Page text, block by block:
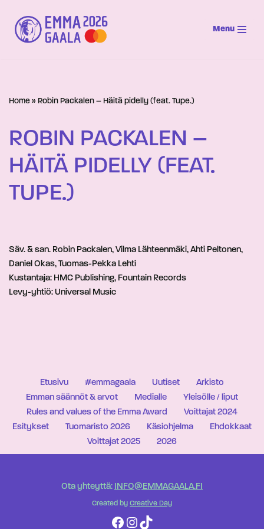
Siirry
suoraan
Menu
Home » Robin Packalen – Häitä pidelly (feat. Tupe.)
ROBIN PACKALEN –
HÄITÄ PIDELLY (FEAT.
TUPE.)
Säv. & san. Robin Packalen, Vilma Lähteenmäki, Ahti Peltonen,
Daniel Okas, Tuomas-Pekka Lehti
Kustantaja: HMC Publishing, Fountain Records
Levy-yhtiö: Universal Music
Etusivu #emmagaala Uutiset
Arkisto
Emman säännöt & arvot
Medialle
Yleisölle / liput
Rules and values of the Emma Award
Voittajat 2024
Esitykset
Tuomaristo 2026 Käsiohjelma
Ehdokkaat
Voittajat 2025
2026
Ota yhteyttä: INFO@EMMAGAALA.FI
Created by Creative Day